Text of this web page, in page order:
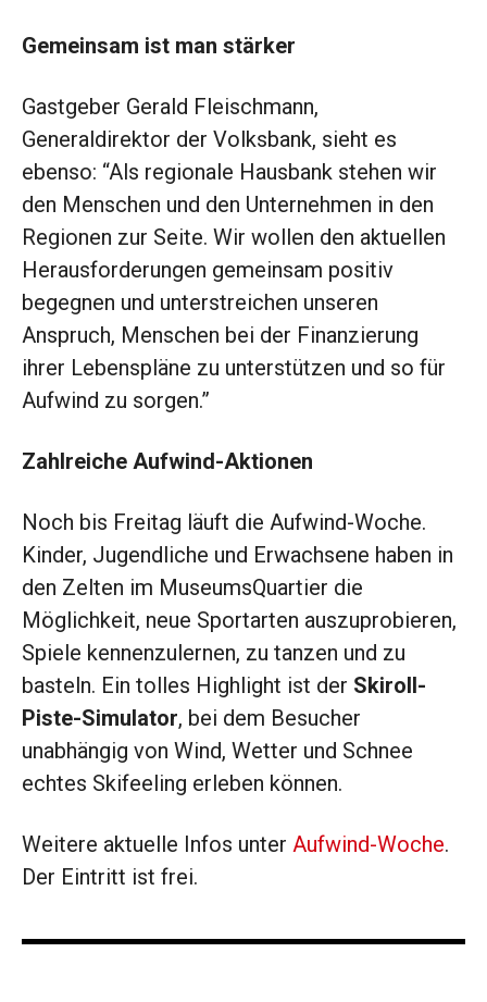
Gemeinsam ist man stärker
Gastgeber Gerald Fleischmann,
Generaldirektor der Volksbank, sieht es
ebenso: “Als regionale Hausbank stehen wir
den Menschen und den Unternehmen in den
Regionen zur Seite. Wir wollen den aktuellen
Herausforderungen gemeinsam positiv
begegnen und unterstreichen unseren
Anspruch, Menschen bei der Finanzierung
ihrer Lebenspläne zu unterstützen und so für
Aufwind zu sorgen.”
Zahlreiche Aufwind-Aktionen
Noch bis Freitag läuft die Aufwind-Woche.
Kinder, Jugendliche und Erwachsene haben in
den Zelten im MuseumsQuartier die
Möglichkeit, neue Sportarten auszuprobieren,
Spiele kennenzulernen, zu tanzen und zu
basteln. Ein tolles Highlight ist der Skiroll-
Piste-Simulator, bei dem Besucher
unabhängig von Wind, Wetter und Schnee
echtes Skifeeling erleben können.
Weitere aktuelle Infos unter Aufwind-Woche.
Der Eintritt ist frei.